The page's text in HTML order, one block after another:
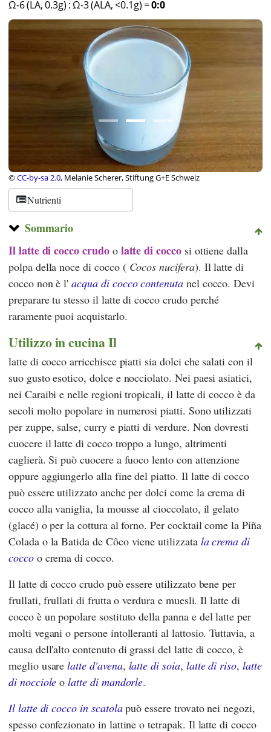
Ω-6 (LA, 0.3g) :Ω-3 (ALA, <0.1g) =0:0
©CC-by-sa 2.0, Melanie Scherer, Stiftung G+E Schweiz
Nutrienti
Sommario
Il latte di cocco crudoo latte di coccosi ottiene dalla
polpa della noce di cocco ( Cocos nucifera). Il latte di
cocco non è l'acqua di cocco contenutanel cocco. Devi
preparare tu stesso il latte di cocco crudo perché
raramente puoi acquistarlo.
Utilizzo in cucina Il
latte di cocco arricchisce piatti sia dolci che salati con il
suo gusto esotico, dolce e nocciolato. Nei paesi asiatici,
nei Caraibi e nelle regioni tropicali, il latte di cocco è da
secoli molto popolare in numerosi piatti. Sono utilizzati
per zuppe, salse, curry e piatti di verdure. Non dovresti
cuocere il latte di cocco troppo a lungo, altrimenti
caglierà. Si può cuocere a fuoco lento con attenzione
oppure aggiungerlo alla fine del piatto. Il latte di cocco
può essere utilizzato anche per dolci come la crema di
cocco alla vaniglia, la mousse al cioccolato, il gelato
(glacé) o per la cottura al forno. Per cocktail come la Piña
Colada o la Batida de Côco viene utilizzata la crema di
coccoo crema di cocco.
Il latte di cocco crudo può essere utilizzato bene per
frullati, frullati di frutta o verdura e muesli. Il latte di
cocco è un popolare sostituto della panna e del latte per
molti vegani o persone intolleranti al lattosio. Tuttavia, a
causa dell'alto contenuto di grassi del latte di cocco, è
meglio usarelatte d'avena, latte di soia, latte di riso, latte
di nocciole olatte di mandorle.
Il latte di cocco in scatolapuò essere trovato nei negozi,
spesso confezionato in lattine o tetrapak. Il latte di cocco